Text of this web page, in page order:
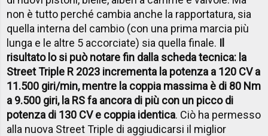
non è tutto perché cambia anche la rapportatura, sia
quella interna del cambio (con una prima marcia più
lunga e le altre 5 accorciate) sia quella finale. Il
risultato lo si può notare fin dalla scheda tecnica: la
Street Triple R 2023 incrementa la potenza a 120 CV a
11.500 giri/min, mentre la coppia massima è di 80 Nm
a 9.500 giri, la RS fa ancora di più con un picco di
potenza di 130 CV e coppia identica. Ciò ha permesso
alla nuova Street Triple di aggiudicarsi il miglior